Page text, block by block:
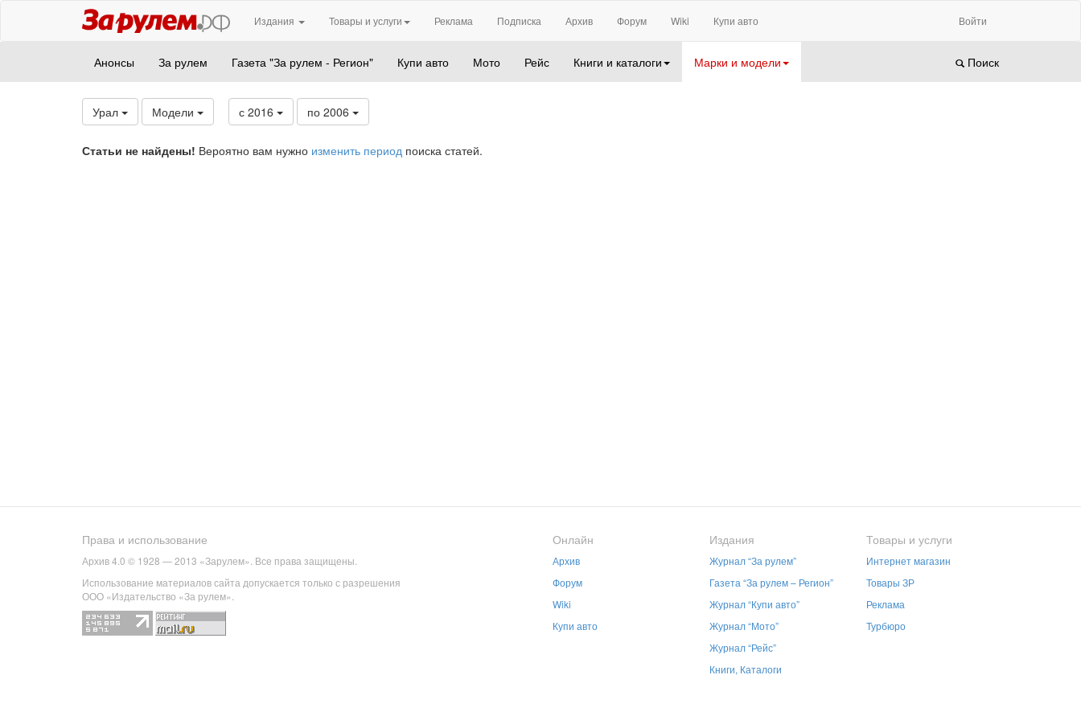
Издания Товары и услуги Реклама Подписка Архив Форум Wiki Купи авто Войти
Анонсы За рулем Газета "За рулем - Регион" Купи авто Мото Рейс Книги и каталоги Марки и модели Поиск
Урал Модели с 2016 по 2006
Статьи не найдены! Вероятно вам нужно изменить период поиска статей.
Права и использование
Архив 4.0 © 1928 — 2013 «Зарулем». Все права защищены.
Использование материалов сайта допускается только с разрешения
ООО «Издательство «За рулем».
Онлайн
Архив
Форум
Wiki
Купи авто
Издания
Журнал “За рулем”
Газета “За рулем – Регион”
Журнал “Купи авто”
Журнал “Мото”
Журнал “Рейс”
Книги, Каталоги
Товары и услуги
Интернет магазин
Товары ЗР
Реклама
Турбюро